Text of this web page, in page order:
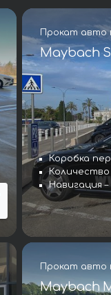
Прокат авто
Maybach
Коробка
Навигация
Прокат авто
Maybach